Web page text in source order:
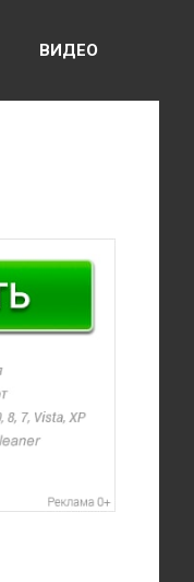
ВИДЕО